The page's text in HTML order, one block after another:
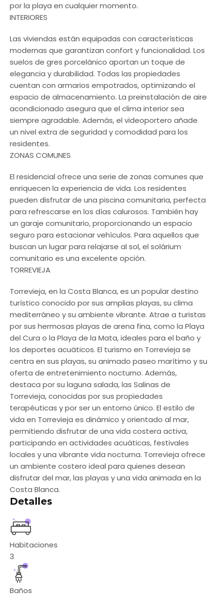
por la playa en cualquier momento.
INTERIORES
Las viviendas están equipadas con características
modernas que garantizan confort y funcionalidad. Los
suelos de gres porcelánico aportan un toque de
elegancia y durabilidad. Todas las propiedades
cuentan con armarios empotrados, optimizando el
espacio de almacenamiento. La preinstalación de aire
acondicionado asegura que el clima interior sea
siempre agradable. Además, el videoportero añade
un nivel extra de seguridad y comodidad para los
residentes.
ZONAS COMUNES
El residencial ofrece una serie de zonas comunes que
enriquecen la experiencia de vida. Los residentes
pueden disfrutar de una piscina comunitaria, perfecta
para refrescarse en los días calurosos. También hay
un garaje comunitario, proporcionando un espacio
seguro para estacionar vehículos. Para aquellos que
buscan un lugar para relajarse al sol, el solárium
comunitario es una excelente opción.
TORREVIEJA
Torrevieja, en la Costa Blanca, es un popular destino
turístico conocido por sus amplias playas, su clima
mediterráneo y su ambiente vibrante. Atrae a turistas
por sus hermosas playas de arena fina, como la Playa
del Cura o la Playa de la Mata, ideales para el baño y
los deportes acuáticos. El turismo en Torrevieja se
centra en sus playas, su animado paseo marítimo y su
oferta de entretenimiento nocturno. Además,
destaca por su laguna salada, las Salinas de
Torrevieja, conocidas por sus propiedades
terapéuticas y por ser un entorno único. El estilo de
vida en Torrevieja es dinámico y orientado al mar,
permitiendo disfrutar de una vida costera activa,
participando en actividades acuáticas, festivales
locales y una vibrante vida nocturna. Torrevieja ofrece
un ambiente costero ideal para quienes desean
disfrutar del mar, las playas y una vida animada en la
Costa Blanca.
Detalles
Habitaciones
3
Baños